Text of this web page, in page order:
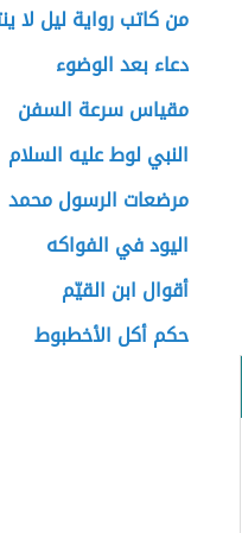
من كاتب رواية ليل لا
دعاء بعد الوضوء
مقياس سرعة السفن
النبي لوط عليه السلام
مرضعات الرسول محمد
اليود في الفواكه
أقوال ابن القيّم
حكم أكل الأخطبوط